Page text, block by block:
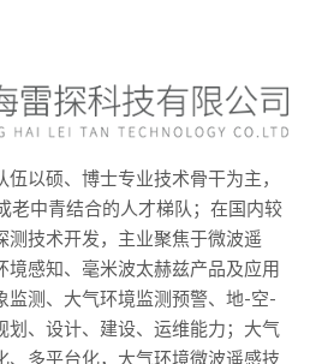
以硕、博士专业技术骨干为主，
老中青结合的人才梯队；在国内较
测技术开发，主业聚焦于微波遥
境感知、毫米波太赫兹产品及应用
监测、大气环境监测预警、地-空-
划、设计、建设、运维能力；大气
、多平台化，大气环境微波遥感技